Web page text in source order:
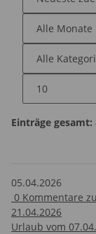
Einträge gesamt:
05.04.2026
0 Kommentare
21.04.2026
Urlaub vom